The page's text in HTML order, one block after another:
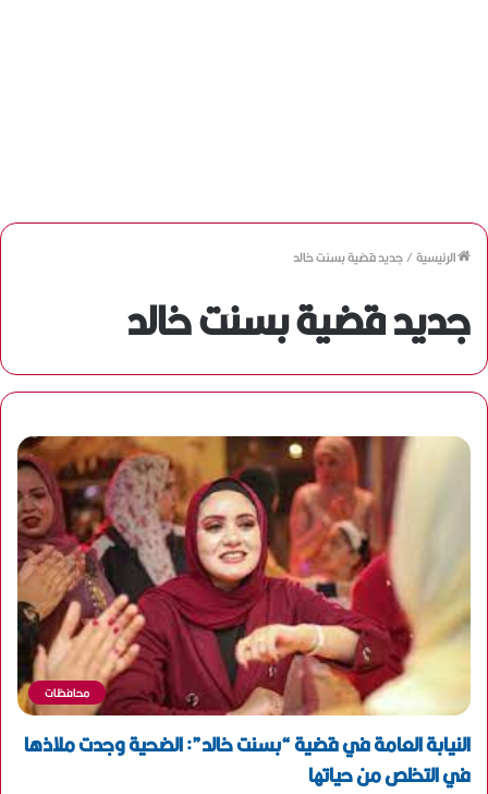
الرئيسية/جديد قضية بسنت خالد
جديد قضية بسنت خالد
محافظات
النيابة العامة في قضية “بسنت خالد”: الضحية وجدت ملاذها
في التخلص من حياتها